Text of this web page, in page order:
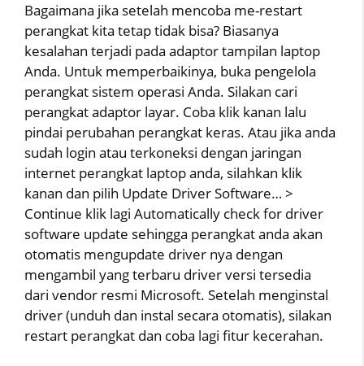
Bagaimana jika setelah mencoba me-restart
perangkat kita tetap tidak bisa? Biasanya
kesalahan terjadi pada adaptor tampilan laptop
Anda. Untuk memperbaikinya, buka pengelola
perangkat sistem operasi Anda. Silakan cari
perangkat adaptor layar. Coba klik kanan lalu
pindai perubahan perangkat keras. Atau jika anda
sudah login atau terkoneksi dengan jaringan
internet perangkat laptop anda, silahkan klik
kanan dan pilih Update Driver Software… >
Continue klik lagi Automatically check for driver
software update sehingga perangkat anda akan
otomatis mengupdate driver nya dengan
mengambil yang terbaru driver versi tersedia
dari vendor resmi Microsoft. Setelah menginstal
driver (unduh dan instal secara otomatis), silakan
restart perangkat dan coba lagi fitur kecerahan.